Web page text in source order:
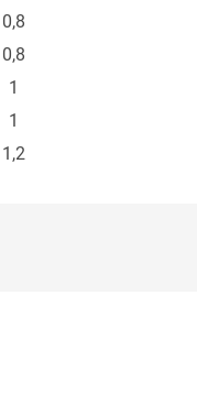
0,8
0,8
1
1
1,2